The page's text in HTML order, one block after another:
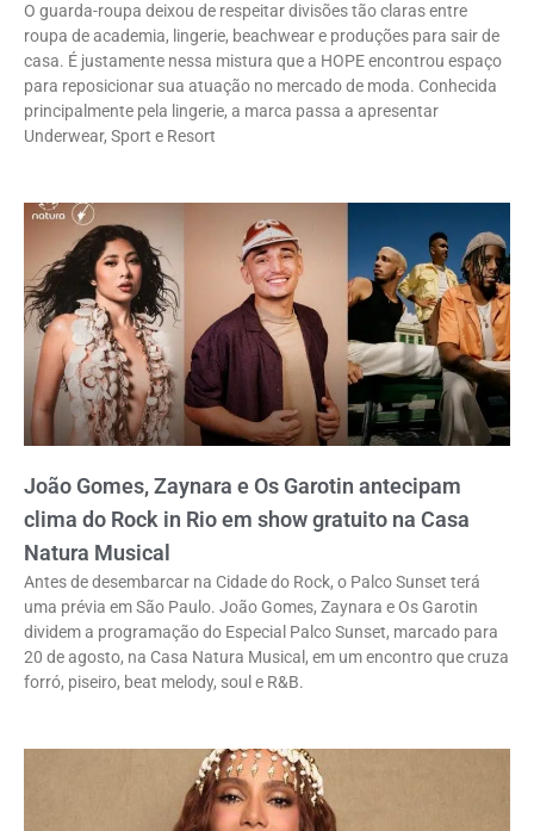
O guarda-roupa deixou de respeitar divisões tão claras entre
roupa de academia, lingerie, beachwear e produções para sair de
casa. É justamente nessa mistura que a HOPE encontrou espaço
para reposicionar sua atuação no mercado de moda. Conhecida
principalmente pela lingerie, a marca passa a apresentar
Underwear, Sport e Resort
João Gomes, Zaynara e Os Garotin antecipam
clima do Rock in Rio em show gratuito na Casa
Natura Musical
Antes de desembarcar na Cidade do Rock, o Palco Sunset terá
uma prévia em São Paulo. João Gomes, Zaynara e Os Garotin
dividem a programação do Especial Palco Sunset, marcado para
20 de agosto, na Casa Natura Musical, em um encontro que cruza
forró, piseiro, beat melody, soul e R&B.